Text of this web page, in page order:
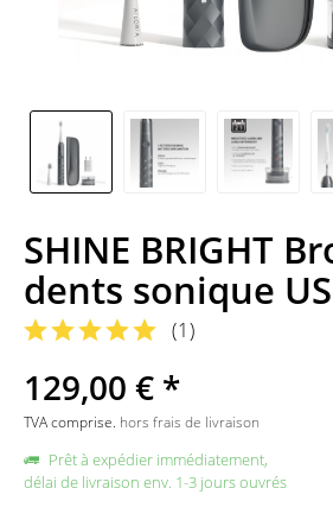
SHINE BRIGHT
dents sonique
(1)
129,00 € *
TVA comprise. hors frais de livraison
Prêt à expédier immédiatement,
délai de livraison env. 1-3 jours ouvrés